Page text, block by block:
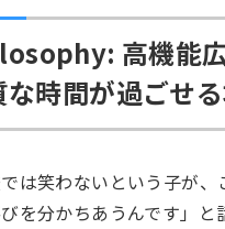
高機能
な時間が過ごせ
では笑わないという子が
を分かちあうんです」